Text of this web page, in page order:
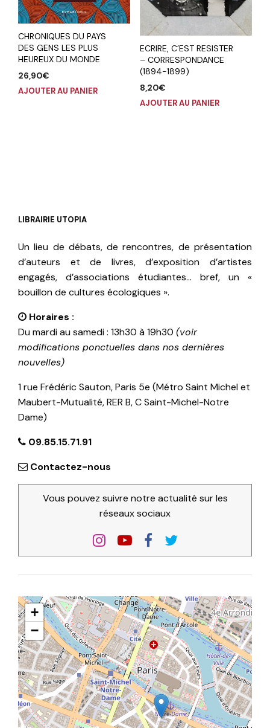
CHRONIQUES DU PAYS
DES GENS LES PLUS
HEUREUX DU MONDE
26,90€
AJOUTER AU PANIER
ECRIRE, C’EST RESISTER
– CORRESPONDANCE
(1894-1899)
8,20€
AJOUTER AU PANIER
LIBRAIRIE UTOPIA
Un lieu de débats, de rencontres, de présentation
d’auteurs et de livres, d’exposition d’artistes
engagés, d’associations étudiantes… bref, un «
bouillon de cultures écologiques ».
Horaires :
Du mardi au samedi : 13h30 à 19h30 (voir
modifications ponctuelles dans nos dernières
nouvelles)
1 rue Frédéric Sauton, Paris 5e (Métro Saint Michel et
Maubert-Mutualité, RER B, C Saint-Michel-Notre
Dame)
09.85.15.71.91
Contactez-nous
Vous pouvez suivre notre actualité sur les
réseaux sociaux
+
−